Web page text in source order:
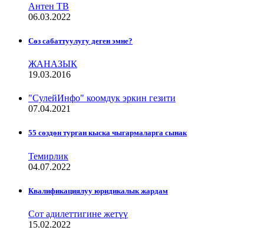
Антен ТВ
06.03.2022
Сѳз сабаттуулугу деген эмне?
ЖАНАЗЫК
19.03.2016
"СулейИнфо" коомдук эркин гезити
07.04.2021
55 сөздөн турган кыска чыгармаларга сынак
Темирлик
04.07.2022
Квалификациялуу юридикалык жардам
Сот адилеттигине жетүү
15.02.2022